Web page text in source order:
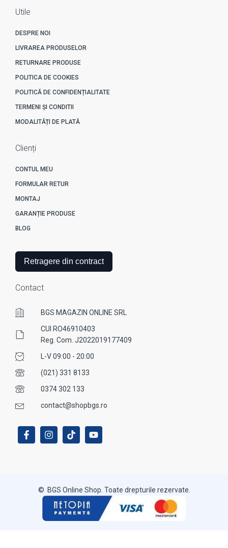
Utile
DESPRE NOI
LIVRAREA PRODUSELOR
RETURNARE PRODUSE
POLITICA DE COOKIES
POLITICĂ DE CONFIDENȚIALITATE
TERMENI ȘI CONDITII
MODALITĂȚI DE PLATĂ
Clienți
CONTUL MEU
FORMULAR RETUR
MONTAJ
GARANȚIE PRODUSE
BLOG
Retragere din contract
Contact
BGS MAGAZIN ONLINE SRL
CUI RO46910403
Reg. Com. J2022019177409
L-V 09:00 - 20:00
(021) 331 8133
0374 302 133
contact@shopbgs.ro
© BGS Online Shop. Toate drepturile rezervate.